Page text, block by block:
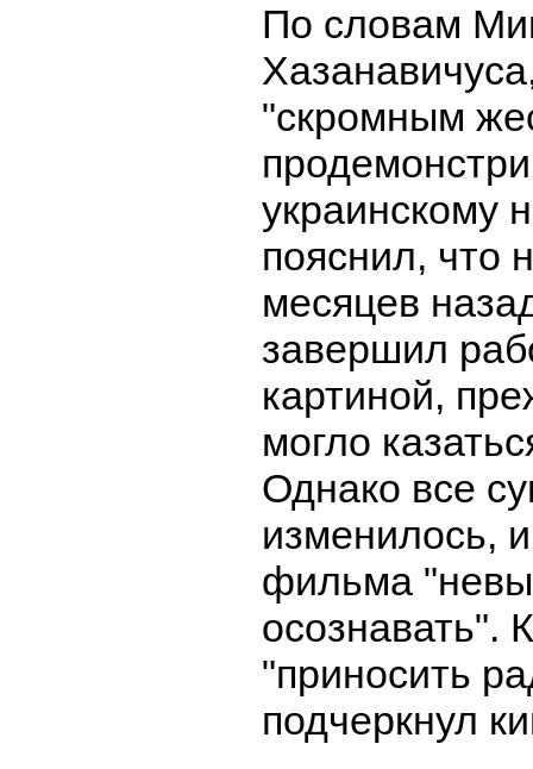
По словам
"скромным
украинскому
пояснил, что
месяцев
завершил
картиной,
могло
Однако все
изменилось,
фильма
осознавать".
"приносить
подчеркнул